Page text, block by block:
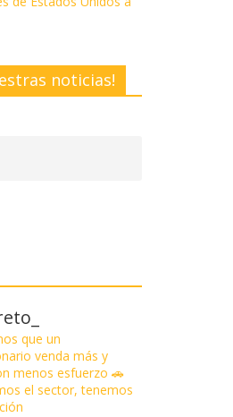
noticias!
que un
venda más y
menos esfuerzo 🚗
el sector, tenemos